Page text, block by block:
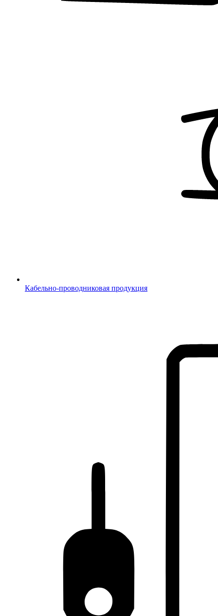
Кабельно-проводниковая продукция